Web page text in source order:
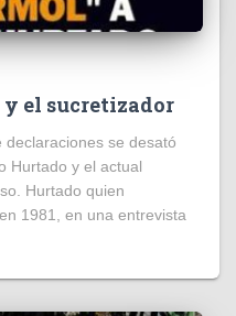
el sucretizador
se desató
Hurtado y el actual
Hurtado quien
1981, en una entrevista